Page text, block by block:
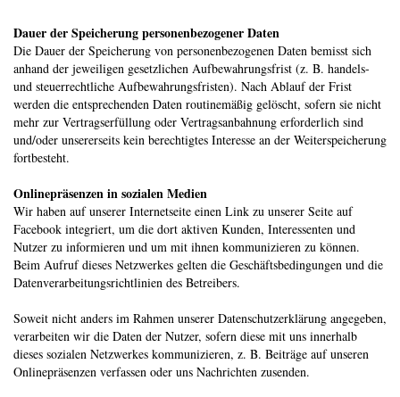
Dauer der Speicherung personenbezogener Daten
Die Dauer der Speicherung von personenbezogenen Daten bemisst sich
anhand der jeweiligen gesetzlichen Aufbewahrungsfrist (z. B. handels-
und steuerrechtliche Aufbewahrungsfristen). Nach Ablauf der Frist
werden die entsprechenden Daten routinemäßig gelöscht, sofern sie nicht
mehr zur Vertragserfüllung oder Vertragsanbahnung erforderlich sind
und/oder unsererseits kein berechtigtes Interesse an der Weiterspeicherung
fortbesteht.
Onlinepräsenzen in sozialen Medien
Wir haben auf unserer Internetseite einen Link zu unserer Seite auf
Facebook integriert, um die dort aktiven Kunden, Interessenten und
Nutzer zu informieren und um mit ihnen kommunizieren zu können.
Beim Aufruf dieses Netzwerkes gelten die Geschäftsbedingungen und die
Datenverarbeitungsrichtlinien des Betreibers.
Soweit nicht anders im Rahmen unserer Datenschutzerklärung angegeben,
verarbeiten wir die Daten der Nutzer, sofern diese mit uns innerhalb
dieses sozialen Netzwerkes kommunizieren, z. B. Beiträge auf unseren
Onlinepräsenzen verfassen oder uns Nachrichten zusenden.